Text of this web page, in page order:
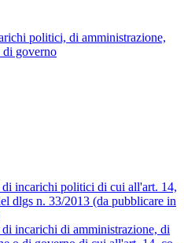
politici, di amministrazione,
di governo
incarichi politici di cui all'art. 14,
dlgs n. 33/2013 (da pubblicare in
incarichi di amministrazione, di